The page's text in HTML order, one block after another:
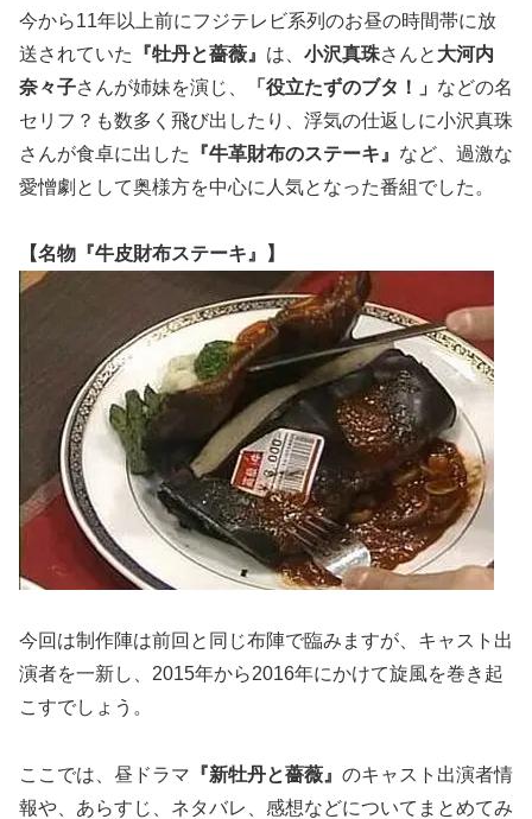
今から11年以上前にフジテレビ系列のお昼の時間帯に放
送されていた
『牡丹と薔薇』 は、 小沢真珠さんと 大河内
奈々子さんが姉妹を演じ、 「役立たずのブタ！」 などの名
セリフ？も数多く飛び出したり、浮気の仕返しに小沢真珠
さんが食卓に出した
『牛革財布のステーキ』 など、過激な
愛憎劇として奥様方を中心に人気となった番組でした。
【名物『牛皮財布ステーキ』】
今回は制作陣は前回と同じ布陣で臨みますが、キャスト出
演者を一新し、2015年から2016年にかけて旋風を巻き起
こすでしょう。
ここでは、昼ドラマ 『新牡丹と薔薇』 のキャスト出演者情
報や、あらすじ、ネタバレ、感想などについてまとめてみ